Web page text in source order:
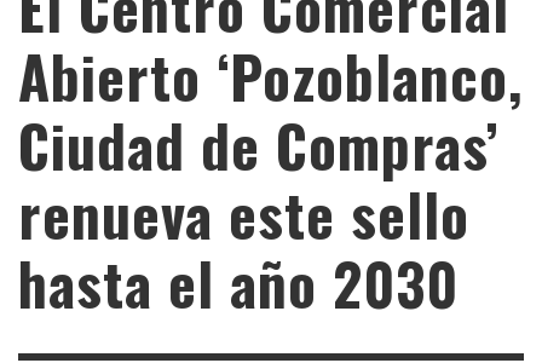
Abierto ‘Pozoblanco,
Ciudad de Compras’
renueva este sello
hasta el año 2030